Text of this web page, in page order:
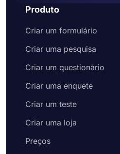
Produto
Criar um formulário
Criar uma pesquisa
Criar um questionário
Criar uma enquete
Criar um teste
Criar uma loja
Preços